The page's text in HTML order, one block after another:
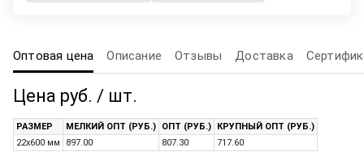
Оптовая цена Описание Отзывы Доставка
Цена руб. / шт.
РАЗМЕР МЕЛКИЙ ОПТ (РУБ.) ОПТ (РУБ.)
КРУПНЫЙ ОПТ (РУБ.)
22х600 мм
897.00 807.30 717.60